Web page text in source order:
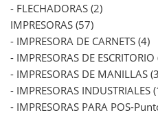
- FLECHADORAS (2)
IMPRESORAS (57)
- IMPRESORA DE CARNETS (4)
- IMPRESORAS DE
- IMPRESORAS DE MANILLAS
- IMPRESORAS INDUSTRIALES
- IMPRESORAS PARA POS-